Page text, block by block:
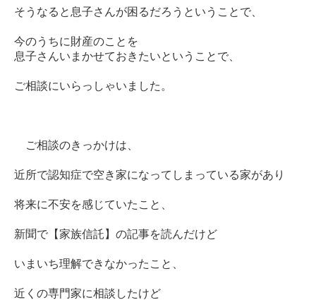
そうなると息子さんが困るだろうということで、
今のうちに財産のことを
息子さんいまかせておきたいということで、
ご相談にいらっしゃいました。
ご相談のきっかけは、
近所で認知症で空き家になってしまっている家があり
将来に不安を感じていたこと、
新聞で【家族信託】の記事を読んだけど
いまいち理解できなかったこと、
近くの専門家に相談したけど